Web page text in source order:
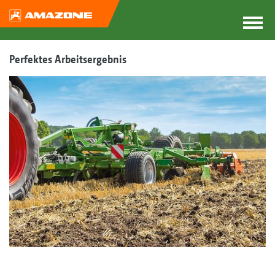
Perfektes Arbeitsergebnis